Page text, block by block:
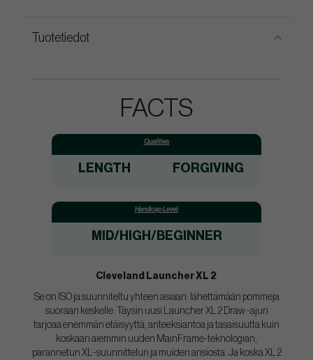
Tuotetiedot
FACTS
Qualities:
LENGTH FORGIVING
Handicap Level:
MID/HIGH/BEGINNER
Cleveland Launcher XL 2
Se on ISO ja suunniteltu yhteen asiaan: lähettämään pommeja
suoraan keskelle. Täysin uusi Launcher XL 2 Draw -ajuri
tarjoaa enemmän etäisyyttä, anteeksiantoa ja tasaisuutta kuin
koskaan aiemmin uuden MainFrame-teknologian,
parannetun XL-suunnittelun ja muiden ansiosta. Ja koska XL 2